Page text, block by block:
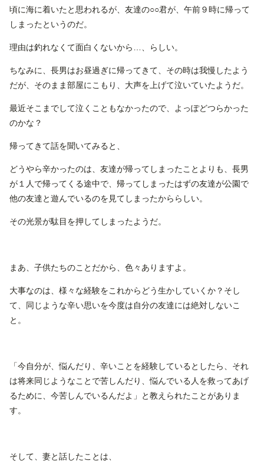
頃に海に着いたと思われるが、友達の○○君が、午前９時に帰って
しまったというのだ。
理由は釣れなくて面白くないから…、らしい。
ちなみに、長男はお昼過ぎに帰ってきて、その時は我慢したよう
だが、そのまま部屋にこもり、大声を上げて泣いていたようだ。
最近そこまでして泣くこともなかったので、よっぽどつらかった
のかな？
帰ってきて話を聞いてみると、
どうやら辛かったのは、友達が帰ってしまったことよりも、長男
が１人で帰ってくる途中で、帰ってしまったはずの友達が公園で
他の友達と遊んでいるのを見てしまったかららしい。
その光景が駄目を押してしまったようだ。
まあ、子供たちのことだから、色々ありますよ。
大事なのは、様々な経験をこれからどう生かしていくか？そし
て、同じような辛い思いを今度は自分の友達には絶対しないこ
と。
「今自分が、悩んだり、辛いことを経験しているとしたら、それ
は将来同じようなことで苦しんだり、悩んでいる人を救ってあげ
るために、今苦しんでいるんだよ」と教えられたことがありま
す。
そして、妻と話したことは、